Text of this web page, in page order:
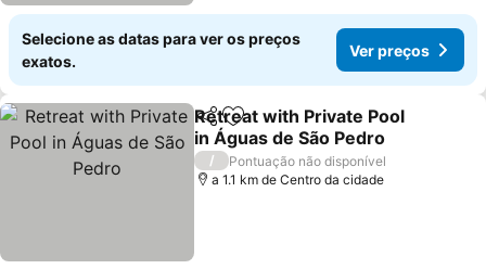
Selecione as datas para ver os preços
exatos.
Ver preços
PartilharAdicionar aos favoritos
Retreat with Private Pool
in Águas de São Pedro
Ver preços
/
Pontuação não disponível
a 1.1 km de Centro da cidade